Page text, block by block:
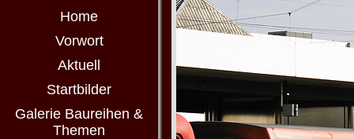
Home
Vorwort
Aktuell
Startbilder
Galerie Baureihen &
Themen